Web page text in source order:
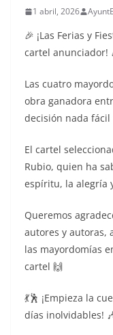
1 abril, 2026
🎉 ¡Las Ferias y
cartel anunciador!
Las cuatro
obra ganadora
decisión nada
El cartel
Rubio, quien ha
espíritu, la alegría
Queremos
autores y autoras,
las mayordomías
cartel 🙌
💃🕺 ¡Empieza la
días inolvidables!